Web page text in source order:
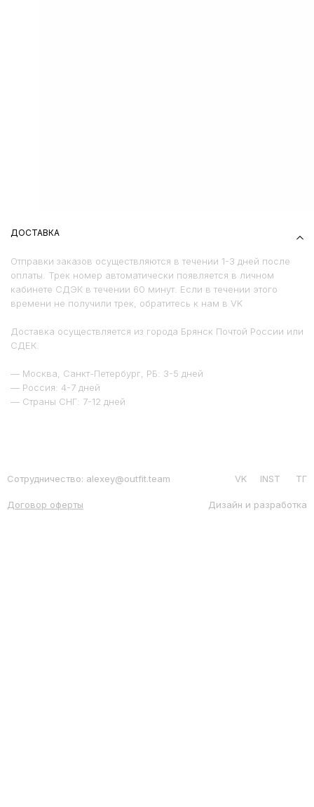
ДОСТАВКА
Отправки заказов осуществляются в течении 1-3 дней после
оплаты. Трек номер автоматически появляется в личном
кабинете СДЭК в течении 60 минут. Если в течении этого
времени не получили трек, обратитесь к нам в VK
Доставка осуществляется из города Брянск Почтой России или
СДЕК.
— Москва, Санкт-Петербург, РБ: 3-5 дней
— Россия: 4-7 дней
— Страны СНГ: 7-12 дней
VK INST ТГ
Сотрудничество: alexey@outfit.team
Договор оферты Дизайн и разработка